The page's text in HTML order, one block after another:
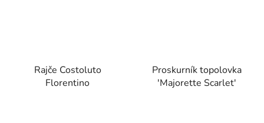
Rajče Costoluto
Florentino
Proskurník topolovka
'Majorette Scarlet'